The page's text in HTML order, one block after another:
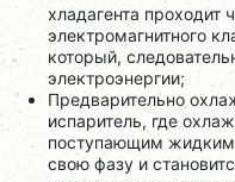
хладагента проходит
электромагнитного
который,
электроэнергии;
Предварительно
испаритель, где
поступающим жидким
свою фазу и